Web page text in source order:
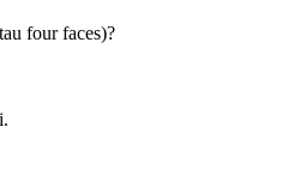
four faces)?